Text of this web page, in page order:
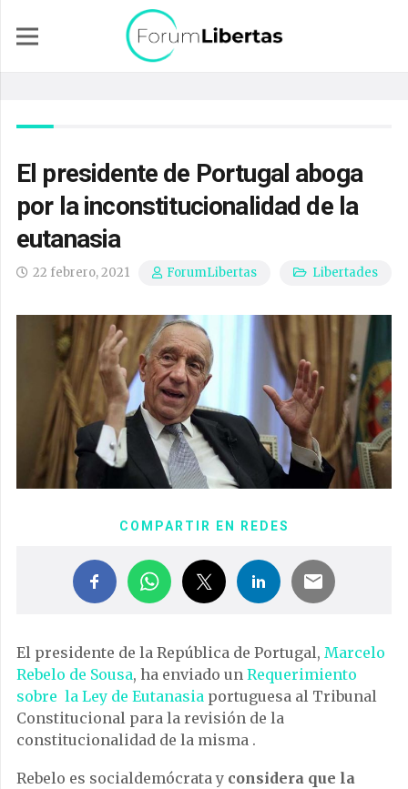
El presidente de Portugal aboga
por la inconstitucionalidad de la
eutanasia
22 febrero, 2021 ForumLibertas Libertades
COMPARTIR EN REDES
El presidente de la República de Portugal, Marcelo
Rebelo de Sousa, ha enviado un Requerimiento
sobre la Ley de Eutanasia portuguesa al Tribunal
Constitucional para la revisión de la
constitucionalidad de la misma .
Rebelo es socialdemócrata y considera que la